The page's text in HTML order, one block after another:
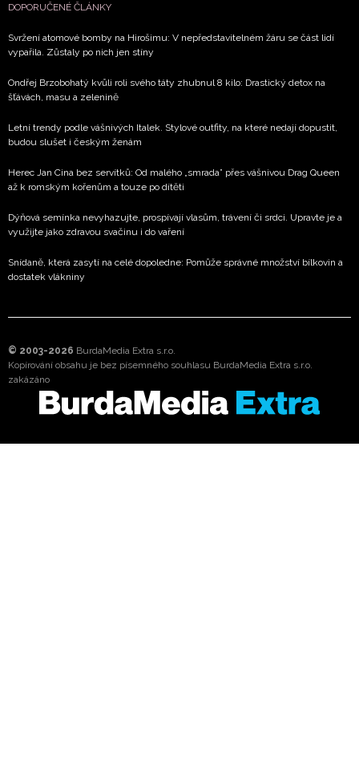
DOPORUČENÉ ČLÁNKY
Svržení atomové bomby na Hirošimu: V nepředstavitelném žáru se část lidí
vypařila. Zůstaly po nich jen stíny
Ondřej Brzobohatý kvůli roli svého táty zhubnul 8 kilo: Drastický detox na
šťávách, masu a zelenině
Letní trendy podle vášnivých Italek. Stylové outfity, na které nedají dopustit,
budou slušet i českým ženám
Herec Jan Cina bez servítků: Od malého „smrada” přes vášnivou Drag Queen
až k romským kořenům a touze po dítěti
Dýňová semínka nevyhazujte, prospívají vlasům, trávení či srdci. Upravte je a
využijte jako zdravou svačinu i do vaření
Snídaně, která zasytí na celé dopoledne: Pomůže správné množství bílkovin a
dostatek vlákniny
© 2003-2026 BurdaMedia Extra s.r.o.
Kopírování obsahu je bez písemného souhlasu BurdaMedia Extra s.r.o.
zakázáno